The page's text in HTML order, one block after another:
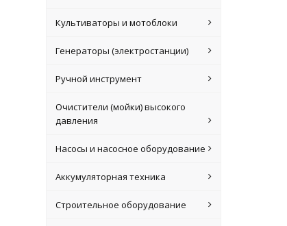
Культиваторы и мотоблоки
Генераторы (электростанции)
Ручной инструмент
Очистители (мойки) высокого
давления
Насосы и насосное оборудование
Аккумуляторная техника
Строительное оборудование